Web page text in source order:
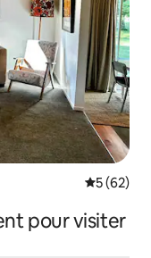
5 (62)
pour visiter